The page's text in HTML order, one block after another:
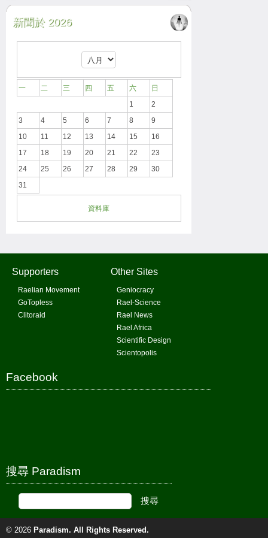
新聞於 2026
一 二 三 四 五 六
日
1
2
3
4 5 6 7 8
9
10
11 12 13 14 15
16
17
18 19 20 21 22
23
24
25 26 27 28 29
30
31
資料庫
Supporters
Raelian Movement
GoTopless
Clitoraid
Other Sites
Geniocracy
Rael-Science
Rael News
Rael Africa
Scientific Design
Scientopolis
Facebook
搜尋 Paradism
© 2026 Paradism. All Rights Reserved.